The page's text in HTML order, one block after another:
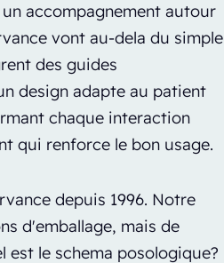
accompagnement autour
vont au-dela du simple
des guides
design adapte au patient
chaque interaction
qui renforce le bon usage.
depuis 1996. Notre
d'emballage, mais de
le schema posologique?